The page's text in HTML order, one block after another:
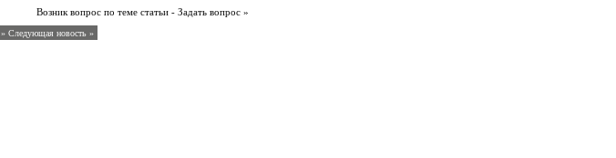
Возник вопрос по теме статьи - Задать вопрос »
» Следующая новость »